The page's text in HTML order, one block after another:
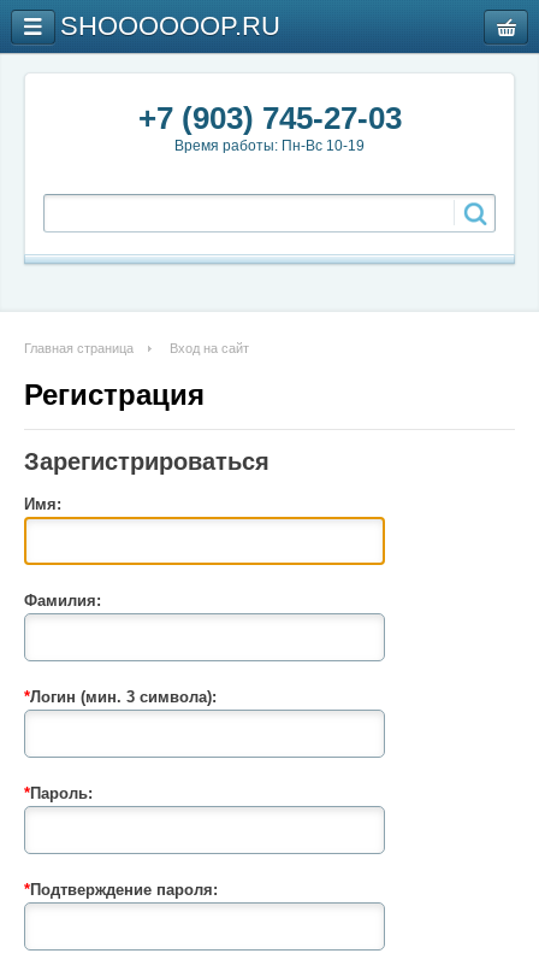
+7 (903) 745-27-03
Время работы: Пн-Вс 10-19
Главная страница Вход на сайт
Регистрация
Зарегистрироваться
Имя:
Фамилия:
*Логин (мин. 3 символа):
*Пароль:
*Подтверждение пароля:
SHOOOOOOP.RU